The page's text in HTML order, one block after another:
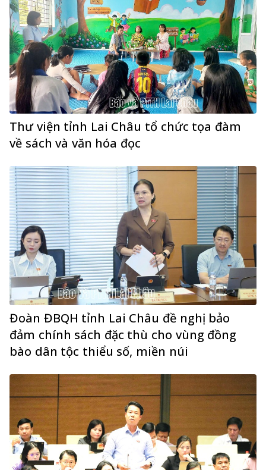
Thư viện tỉnh Lai Châu tổ chức tọa đàm
về sách và văn hóa đọc
Đoàn ĐBQH tỉnh Lai Châu đề nghị bảo
đảm chính sách đặc thù cho vùng đồng
bào dân tộc thiểu số, miền núi